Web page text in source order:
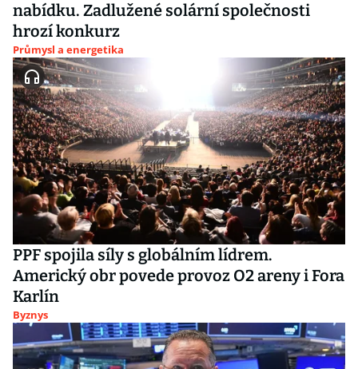
nabídku. Zadlužené solární společnosti
hrozí konkurz
Průmysl a energetika
PPF spojila síly s globálním lídrem.
Americký obr povede provoz O2 areny i Fora
Karlín
Byznys